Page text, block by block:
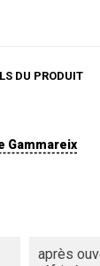
DU PRODUIT
Gammareix
après